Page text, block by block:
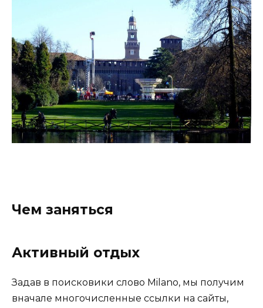
Чем заняться
Активный отдых
Задав в поисковики слово Milano, мы получим
вначале многочисленные ссылки на сайты,